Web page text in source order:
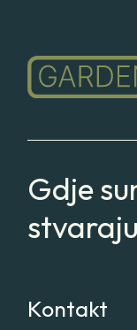
Gdje
Kontakt